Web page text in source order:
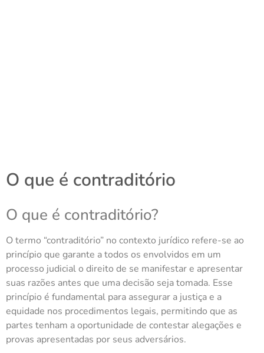
O que é contraditório
O que é contraditório?
O termo “contraditório” no contexto jurídico refere-se ao
princípio que garante a todos os envolvidos em um
processo judicial o direito de se manifestar e apresentar
suas razões antes que uma decisão seja tomada. Esse
princípio é fundamental para assegurar a justiça e a
equidade nos procedimentos legais, permitindo que as
partes tenham a oportunidade de contestar alegações e
provas apresentadas por seus adversários.